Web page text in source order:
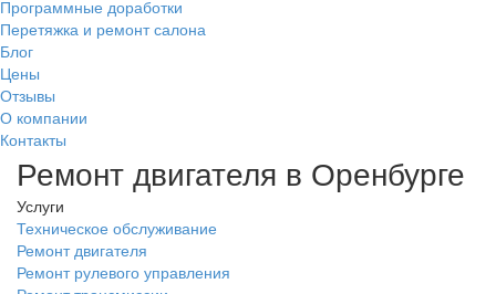
Программные доработки
Перетяжка и ремонт салона
Блог
Цены
Отзывы
О компании
Контакты
Ремонт двигателя в Оренбурге
Услуги
Техническое обслуживание
Ремонт двигателя
Ремонт рулевого управления